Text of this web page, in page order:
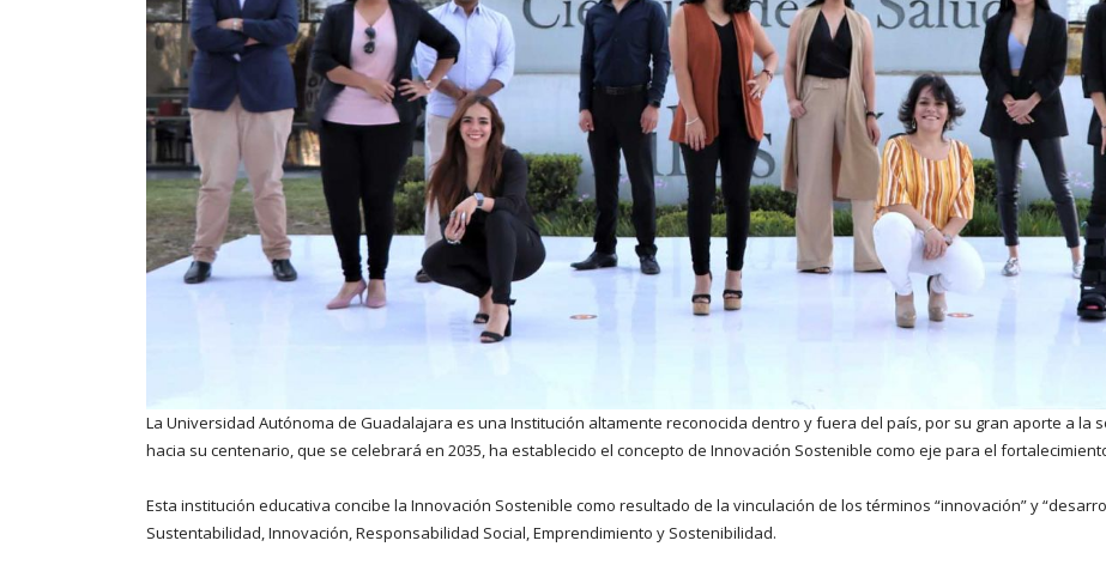
La Universidad Autónoma de Guadalajara es una Institución altamente reconocida dentro y fuera del país, por su gran aporte a la
hacia su centenario, que se celebrará en 2035, ha establecido el concepto de Innovación Sostenible como eje para el
Esta institución educativa concibe la Innovación Sostenible como resultado de la vinculación de los términos “innovación” y
Sustentabilidad, Innovación, Responsabilidad Social, Emprendimiento y Sostenibilidad.